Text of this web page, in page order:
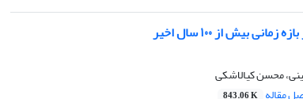
بیش از ۱٠٠ سال اخیر
محسن کیالاشکی